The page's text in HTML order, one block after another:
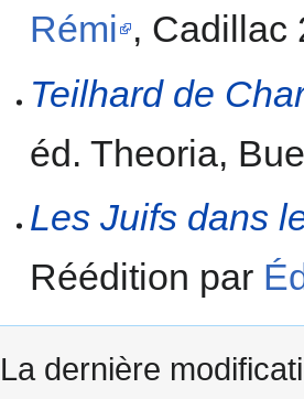
Rémi , Cadillac
Teilhard de
éd. Theoria,
Les Juifs dans
Réédition par
La dernière